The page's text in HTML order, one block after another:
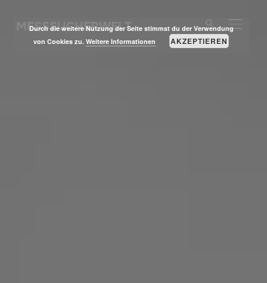
MESSSUCHERWELT
Durch die weitere Nutzung der Seite stimmst du der Verwendung
von Cookies zu.Weitere Informationen AKZEPTIEREN